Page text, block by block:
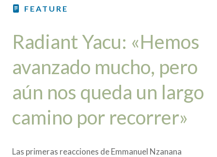
FEATURE
Radiant Yacu: «Hemos
avanzado mucho, pero
aún nos queda un largo
camino por recorrer»
Las primeras reacciones de Emmanuel Nzanana